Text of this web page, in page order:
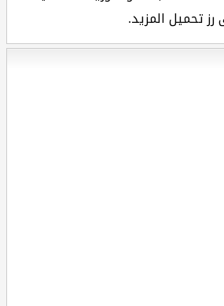
تحميل المزيد.